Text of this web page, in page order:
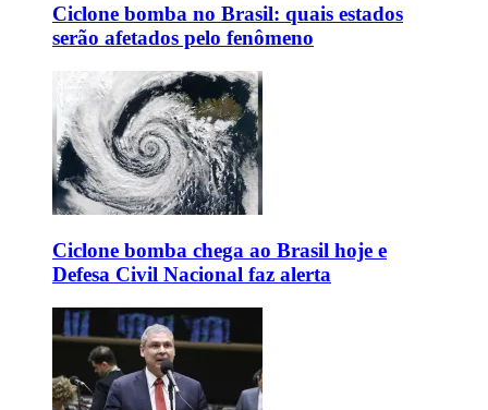
Ciclone bomba no Brasil: quais estados
serão afetados pelo fenômeno
Ciclone bomba chega ao Brasil hoje e
Defesa Civil Nacional faz alerta